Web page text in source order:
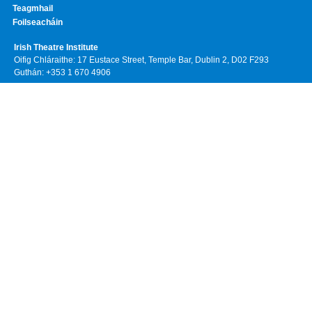
Teagmhail
Foilseacháin
Irish Theatre Institute
Oifig Chláraithe: 17 Eustace Street, Temple Bar, Dublin 2, D02 F293
Guthán: +353 1 670 4906